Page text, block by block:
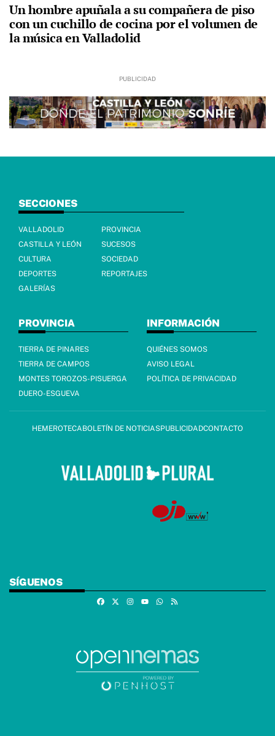
Un hombre apuñala a su compañera de piso
con un cuchillo de cocina por el volumen de
la música en Valladolid
SECCIONES
VALLADOLID
PROVINCIA
CASTILLA Y LEÓN
SUCESOS
CULTURA
SOCIEDAD
DEPORTES
REPORTAJES
GALERÍAS
PROVINCIA
TIERRA DE PINARES
TIERRA DE CAMPOS
MONTES TOROZOS-PISUERGA
DUERO-ESGUEVA
INFORMACIÓN
QUIÉNES SOMOS
AVISO LEGAL
POLÍTICA DE PRIVACIDAD
HEMEROTECABOLETÍN DE NOTICIASPUBLICIDADCONTACTO
SÍGUENOS
FacebookInstagramWhatsapp